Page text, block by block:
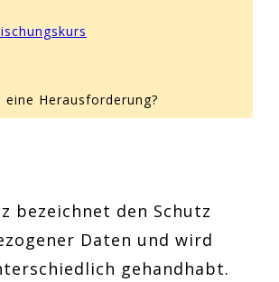
eine Herausforderung?
bezeichnet den Schutz
Daten und wird
gehandhabt.